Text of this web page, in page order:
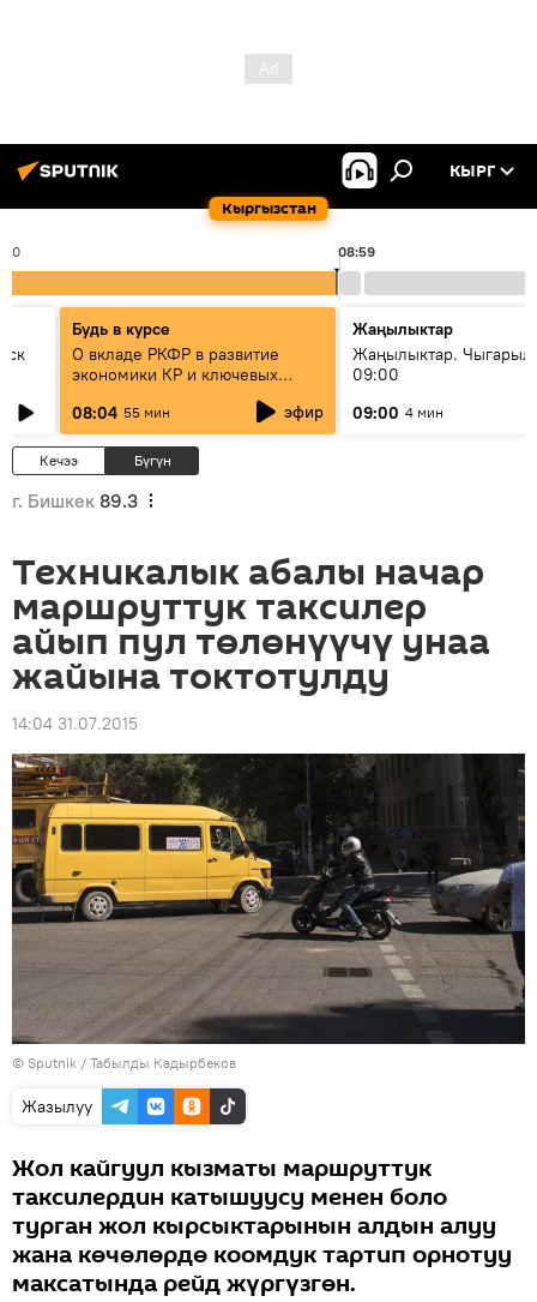
Кыргызстан
КЫРГ
08:59
Будь в курсе
О вкладе РКФР в развитие
экономики КР и ключевых
08:04 55 мин эфир
Жаңылыктар
Жаңылыктар.
09:00
09:00 4 мин
Кечээ Бүгүн
г. Бишкек 89.3
Техникалык абалы начар
маршруттук таксилер
айып пул төлөнүүчү унаа
жайына токтотулду
14:04 31.07.2015
© Sputnik / Табылды Кадырбеков
Жазылуу
Жол кайгуул кызматы маршруттук
таксилердин катышуусу менен боло
турган жол кырсыктарынын алдын алуу
жана көчөлөрдө коомдук тартип орнотуу
максатында рейд жүргүзгөн.